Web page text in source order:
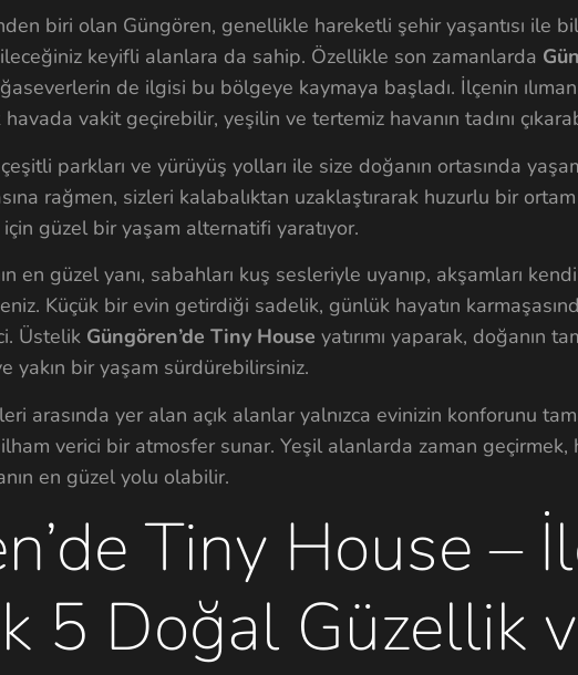
biri olan Güngören, genellikle hareketli şehir yaşantısı ile
keyifli alanlara da sahip. Özellikle son zamanlarda
de ilgisi bu bölgeye kaymaya başladı. İlçenin
havada vakit geçirebilir, yeşilin ve tertemiz havanın tadını
parkları ve yürüyüş yolları ile size doğanın ortasında
rağmen, sizleri kalabalıktan uzaklaştırarak huzurlu bir
güzel bir yaşam alternatifi yaratıyor.
en güzel yanı, sabahları kuş sesleriyle uyanıp, akşamları
Küçük bir evin getirdiği sadelik, günlük hayatın
Üstelik Güngören’de Tiny House yatırımı yaparak, doğanın
yakın bir yaşam sürdürebilirsiniz.
arasında yer alan açık alanlar yalnızca evinizin konforunu
verici bir atmosfer sunar. Yeşil alanlarda zaman geçirmek,
en güzel yolu olabilir.
Tiny House –
5 Doğal Güzellik